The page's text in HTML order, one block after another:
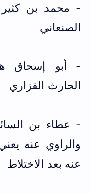
- محمد بن كثير
الصنعاني
- أبو إسحاق
الحارث الفزاري
- عطاء بن
والراوي عنه
عنه بعد الاختلاط